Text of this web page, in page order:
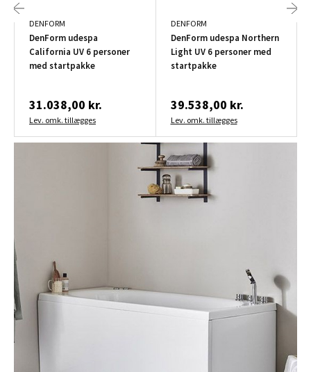
DENFORM
DenForm udespa
California UV 6 personer
med startpakke
31.038,00 kr.
Lev. omk. tillægges
DENFORM
DenForm udespa Northern
Light UV 6 personer med
startpakke
39.538,00 kr.
Lev. omk. tillægges